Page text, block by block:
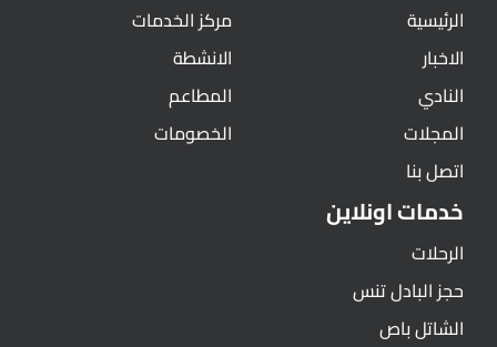
الرئيسية
الاخبار
النادي
المجلات
اتصل بنا
مركز الخدمات
الانشطة
المطاعم
الخصومات
خدمات اونلاين
الرحلات
حجز البادل تنس
الشاتل باص